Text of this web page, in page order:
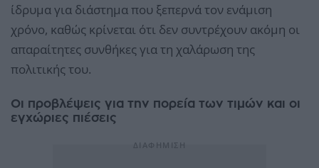
ίδρυμα για διάστημα που ξεπερνά τον ενάμιση
χρόνο, καθώς κρίνεται ότι δεν συντρέχουν ακόμη οι
απαραίτητες συνθήκες για τη χαλάρωση της
πολιτικής του.
Οι προβλέψεις για την πορεία των τιμών και οι
εγχώριες πιέσεις